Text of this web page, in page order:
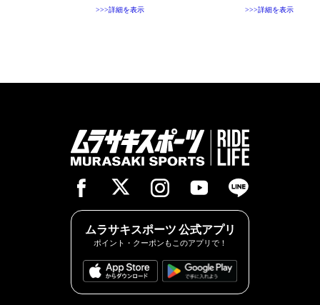
>>>詳細を表示 >>>詳細を表示
ムラサキスポーツ 公式アプリ
ポイント・クーポンもこのアプリで！